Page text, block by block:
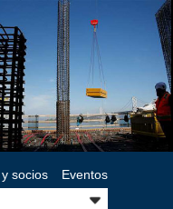
socios
Eventos